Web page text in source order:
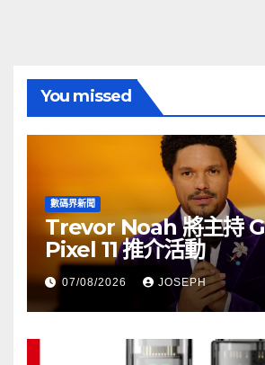
You missed
數碼界新聞
Trevor Noah 將主持
Pixel 11 推介活動
07/08/2026 JOSEPH